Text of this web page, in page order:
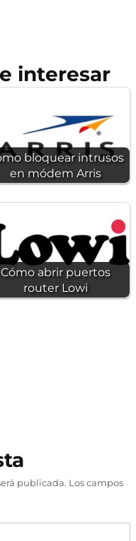
interesar
bloquear intrusos
en módem Arris
Cómo abrir puertos
router Lowi
publicada. Los campos